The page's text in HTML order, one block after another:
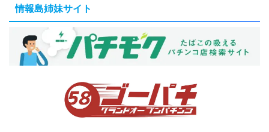
情報島姉妹サイト